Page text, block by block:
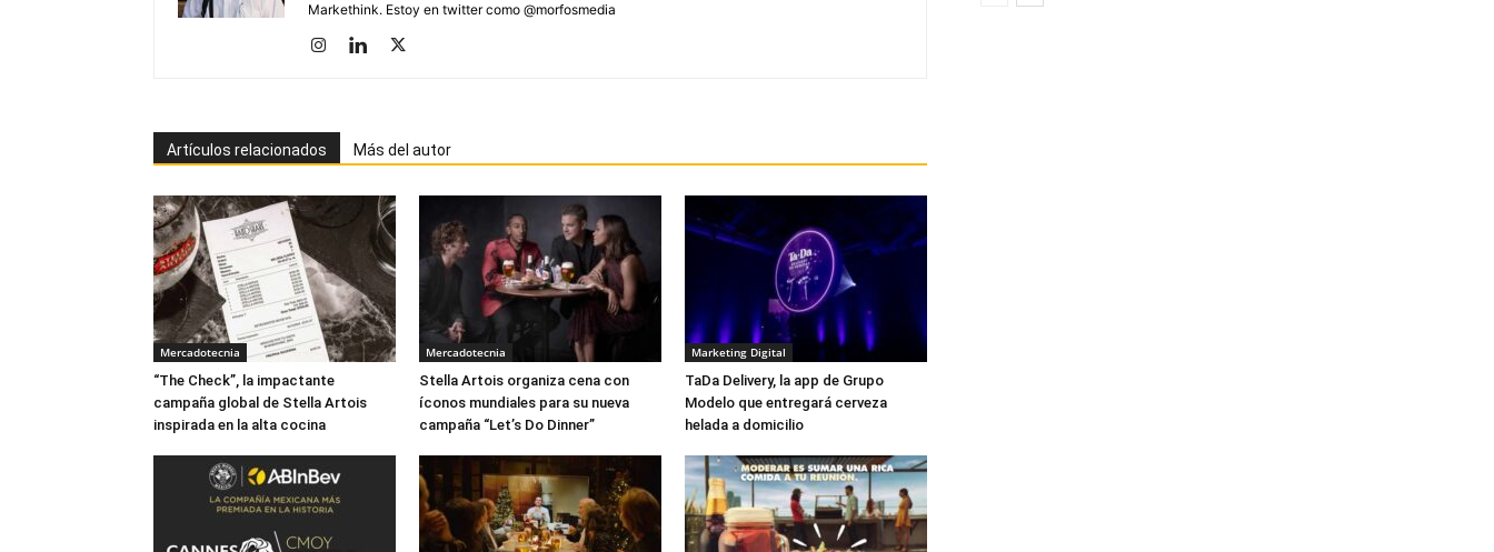
Markethink. Estoy en twitter como @morfosmedia
Artículos relacionados Más del autor
Mercadotecnia
“The Check”, la impactante
campaña global de Stella Artois
inspirada en la alta cocina
Mercadotecnia
Stella Artois organiza cena con
íconos mundiales para su nueva
campaña “Let’s Do Dinner”
Marketing Digital
TaDa Delivery, la app de Grupo
Modelo que entregará cerveza
helada a domicilio